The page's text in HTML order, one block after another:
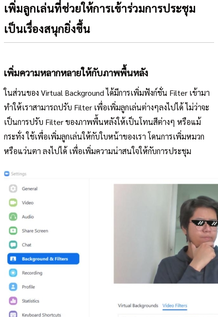
เพิ่มลูกเล่นที่ช่วยให้การเข้าร่วมการประชุม
เป็นเรื่องสนุกยิ่งขึ้น
เพิ่มความหลากหลายให้กับภาพพื้นหลัง
ในส่วนของ Virtual Background ได้มีการเพิ่มฟังก์ชั่น Filter เข้ามา
ทำให้เราสามารถปรับ Filter เพื่อเพิ่มลูกเล่นต่างๆลงไปได้ ไม่ว่าจะ
เป็นการปรับ Filter ของภาพพื้นหลังให้เป็นโทนสีต่างๆ หรือแม้
กระทั่ง ใช้เพื่อเพิ่มลูกเล่นให้กับใบหน้าของเรา โดนการเพิ่มหมวก
หรือแว่นตา ลงไปได้ เพื่อเพิ่มความน่าสนใจให้กับการประชุม